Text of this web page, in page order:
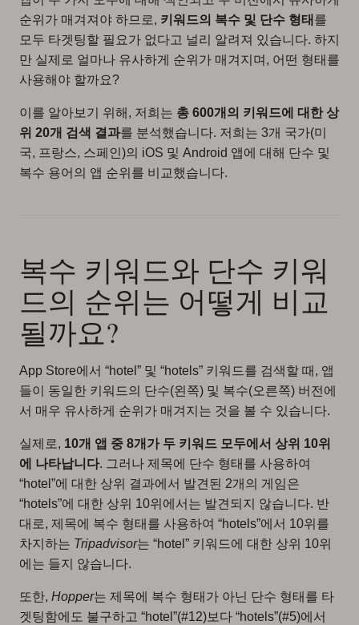
순위가 매겨져야 하므로, 키워드의 복수 및 단수 형태 를
모두 타겟팅할 필요가 없다고 널리 알려져 있습니다. 하지
만 실제로 얼마나 유사하게 순위가 매겨지며, 어떤 형태를
사용해야 할까요?
이를 알아보기 위해, 저희는 총 600개의 키워드에 대한 상
위 20개 검색 결과를 분석했습니다. 저희는 3개 국가(미
국, 프랑스, 스페인)의 iOS 및 Android 앱에 대해 단수 및
복수 용어의 앱 순위를 비교했습니다.
복수 키워드와 단수 키워
드의 순위는 어떻게 비교
될까요?
App Store에서 “hotel” 및 “hotels” 키워드를 검색할 때, 앱
들이 동일한 키워드의 단수(왼쪽) 및 복수(오른쪽) 버전에
서 매우 유사하게 순위가 매겨지는 것을 볼 수 있습니다.
실제로, 10개 앱 중 8개가 두 키워드 모두에서 상위 10위
에 나타납니다. 그러나 제목에 단수 형태를 사용하여
“hotel”에 대한 상위 결과에서 발견된 2개의 게임은
“hotels”에 대한 상위 10위에서는 발견되지 않습니다. 반
대로, 제목에 복수 형태를 사용하여 “hotels”에서 10위를
차지하는 Tripadvisor는 “hotel” 키워드에 대한 상위 10위
에는 들지 않습니다.
또한, Hopper는 제목에 복수 형태가 아닌 단수 형태를 타
겟팅함에도 불구하고 “hotel”(#12)보다 “hotels”(#5)에서